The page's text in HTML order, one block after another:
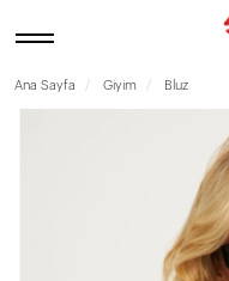
Ana Sayfa Giyim Bluz